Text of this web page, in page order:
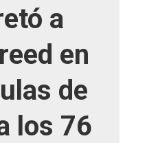
a
en
de
los 76